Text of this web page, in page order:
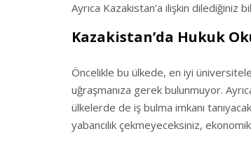
Ayrıca Kazakistan’a ilişkin dilediğiniz
Kazakistan’da Hukuk
Öncelikle bu ülkede, en iyi
uğraşmanıza gerek bulunmuyor.
ülkelerde de iş bulma imkanı
yabancılık çekmeyeceksiniz,